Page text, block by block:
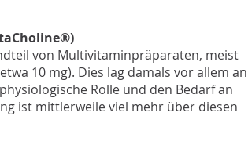
von Multivitaminpräparaten, meist
10 mg). Dies lag damals vor allem an
Rolle und den Bedarf an
ist mittlerweile viel mehr über diesen